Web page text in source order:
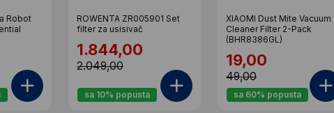
Robot
ROWENTA ZR005901 Set
filter za usisivač
1.844,00
2.049,00
sa 10% popusta
XIAOMI Dust Mite Vacuum
Cleaner Filter 2-Pack
(BHR8386GL)
19,00
49,00
sa 60% popusta